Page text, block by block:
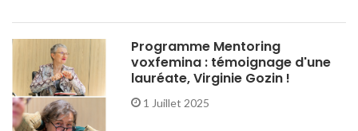
Programme Mentoring
voxfemina : témoignage d'une
lauréate, Virginie Gozin !
1 Juillet 2025